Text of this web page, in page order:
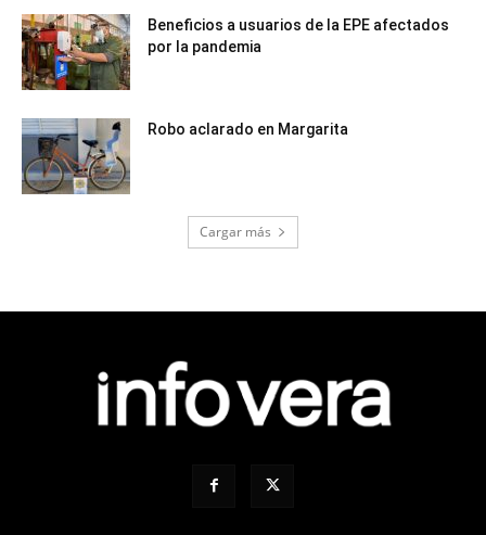
Beneficios a usuarios de la EPE afectados
por la pandemia
Robo aclarado en Margarita
Cargar más